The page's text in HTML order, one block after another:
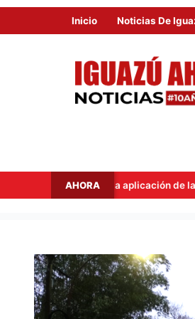
Inicio Noticias De
AHORA
de la Ley de Economía del
UNA
MASA
DE